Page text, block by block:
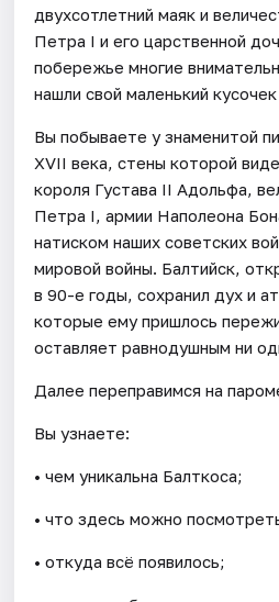
двухсотлетний маяк и
Петра I и его царственной
побережье многие
нашли свой маленький
Вы побываете у знаменитой
XVII века, стены которой
короля Густава II Адольфа,
Петра I, армии Наполеона
натиском наших советских
мировой войны. Балтийск,
в 90-е годы, сохранил дух и
которые ему пришлось
оставляет равнодушным ни
Далее переправимся на
Вы узнаете:
• чем уникальна Балткоса;
• что здесь можно
• откуда всё появилось;